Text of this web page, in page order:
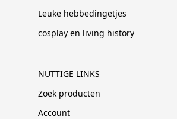
Leuke hebbedingetjes
cosplay en living history
NUTTIGE LINKS
Zoek producten
Account